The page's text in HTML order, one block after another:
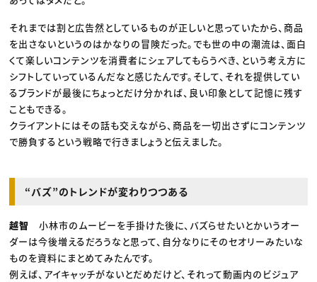
それまでは割と広告然としているものが正しいと思っていたから、商品
を出さないというのはかなりの冒険だった。でも世の中の潮流は、面白
くて楽しいコンテンツを消費者にシェアしてもらうべき、という考え方に
シフトしていっているんだなと感じたんです。そして、それを提供してい
るブランドが最後にちょっとだけ分かれば、良い印象として記憶に残す
こともできる。
クライアントにはその話も交えながら、商品を一切出さずにコンテンツ
で勝負するという戦略で行きましょうと伝えました。
“バズ”のトレンドが変わりつつある
越智小林市のムービーを手掛けた後に、バズらせたいとかいうオー
ダーは今後増えるだろうなと思って、自分なりにそのセオリーみたいな
ものを資料にまとめてみたんです。
例えば、アイキャッチがないとだめだけど、それって動画内のビジュア